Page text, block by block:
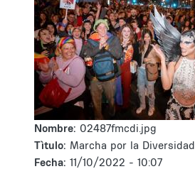
Nombre: 02487fmcdi.jpg
Tìtulo: Marcha por la Diversidad
Fecha: 11/10/2022 - 10:07